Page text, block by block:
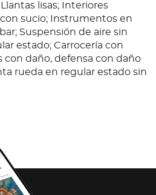
lisas; Interiores
sucio; Instrumentos en
Suspensión de aire sin
estado; Carrocería con
con daño, defensa con daño
rueda en regular estado sin
por lo que no se garantiza
a diésel, con fuga de
sin llave; Transmisión
sin probar; Diferencial